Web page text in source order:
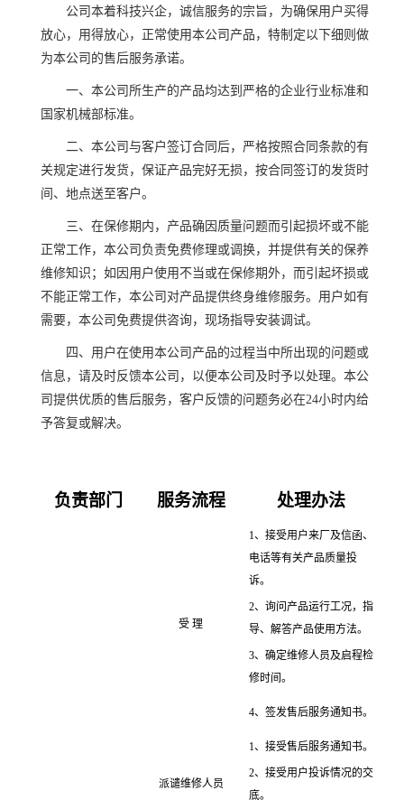
公司本着科技兴企，诚信服务的宗旨，为确保用户买得
放心，用得放心，正常使用本公司产品，特制定以下细则做
为本公司的售后服务承诺。
一、本公司所生产的产品均达到严格的企业行业标准和
国家机械部标准。
二、本公司与客户签订合同后，严格按照合同条款的有
关规定进行发货，保证产品完好无损，按合同签订的发货时
间、地点送至客户。
三、在保修期内，产品确因质量问题而引起损坏或不能
正常工作，本公司负责免费修理或调换，并提供有关的保养
维修知识；如因用户使用不当或在保修期外，而引起坏损或
不能正常工作，本公司对产品提供终身维修服务。用户如有
需要，本公司免费提供咨询，现场指导安装调试。
四、用户在使用本公司产品的过程当中所出现的问题或
信息，请及时反馈本公司，以便本公司及时予以处理。本公
司提供优质的售后服务，客户反馈的问题务必在24小时内给
予答复或解决。
负责部门 服务流程 处理办法
受 理
1、接受用户来厂及信函、
电话等有关产品质量投
诉。
2、询问产品运行工况，指
导、解答产品使用方法。
3、确定维修人员及启程检
修时间。
4、签发售后服务通知书。
派谴维修人员
1、接受售后服务通知书。
2、接受用户投诉情况的交
底。